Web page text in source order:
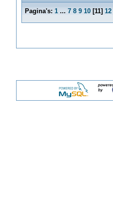
Pagina's: 1 ... 7 8 9 10[11] 12